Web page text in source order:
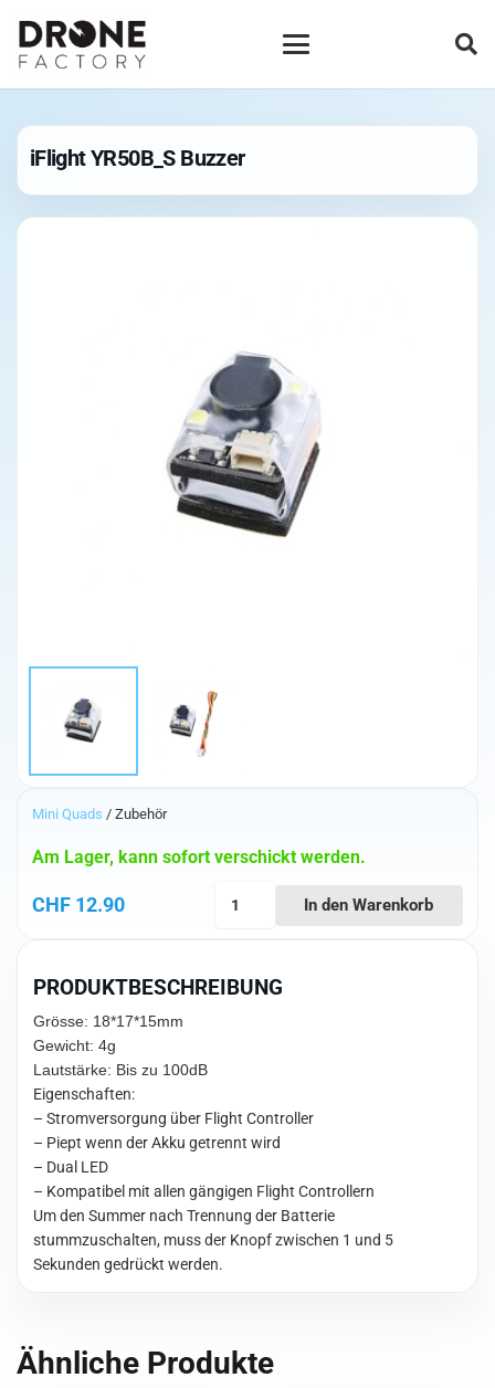
iFlight YR50B_S Buzzer
Mini Quads / Zubehör
CHF 12.90
Am Lager, kann sofort verschickt werden.
In den Warenkorb
PRODUKTBESCHREIBUNG
Grösse: 18*17*15mm
Gewicht: 4g
Lautstärke: Bis zu 100dB
Eigenschaften:
– Stromversorgung über Flight Controller
– Piept wenn der Akku getrennt wird
– Dual LED
– Kompatibel mit allen gängigen Flight Controllern
Um den Summer nach Trennung der Batterie
stummzuschalten, muss der Knopf zwischen 1 und 5
Sekunden gedrückt werden.
Ähnliche Produkte